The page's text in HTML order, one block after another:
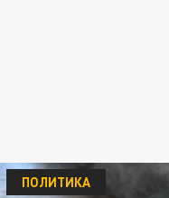
ПОЛИТИКА